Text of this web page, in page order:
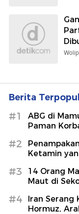
Berita
#1
ABG di
Paman
#2
Ketamin
#3
14 Orang
Maut di
#4
Iran Serang
Hormuz,